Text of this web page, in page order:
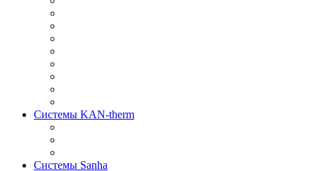
Системы KAN-therm
Системы Sanha